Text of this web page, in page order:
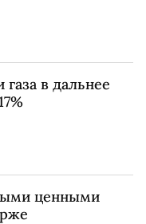
газа в дальнее
ценными